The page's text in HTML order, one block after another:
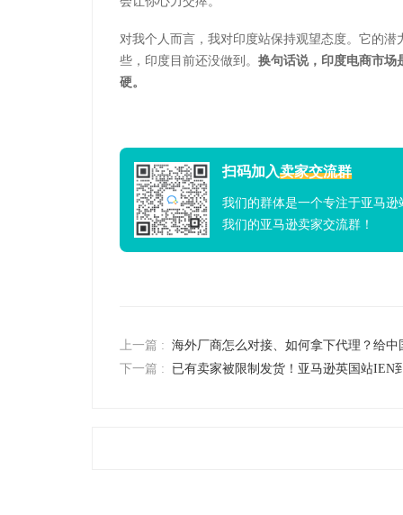
对我个人而言，我对印度站保持观望态度。它的
些，印度目前还没做到。 换句话说，印度电商市场
硬。
扫码加入卖家交流群
我们的群体是一个专注于亚马
我们的亚马逊卖家交流群！
上一篇 : 海外厂商怎么对接、如何拿下代理？给
下一篇 :
已有卖家被限制发货！亚马逊英国站IEN